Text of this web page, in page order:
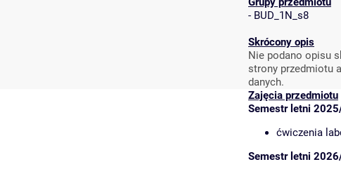
- BUD_1N_s8
Skrócony opis
Nie podano opisu
strony przedmiotu
danych.
Zajęcia przedmiotu
Semestr letni
ćwiczenia
Semestr letni